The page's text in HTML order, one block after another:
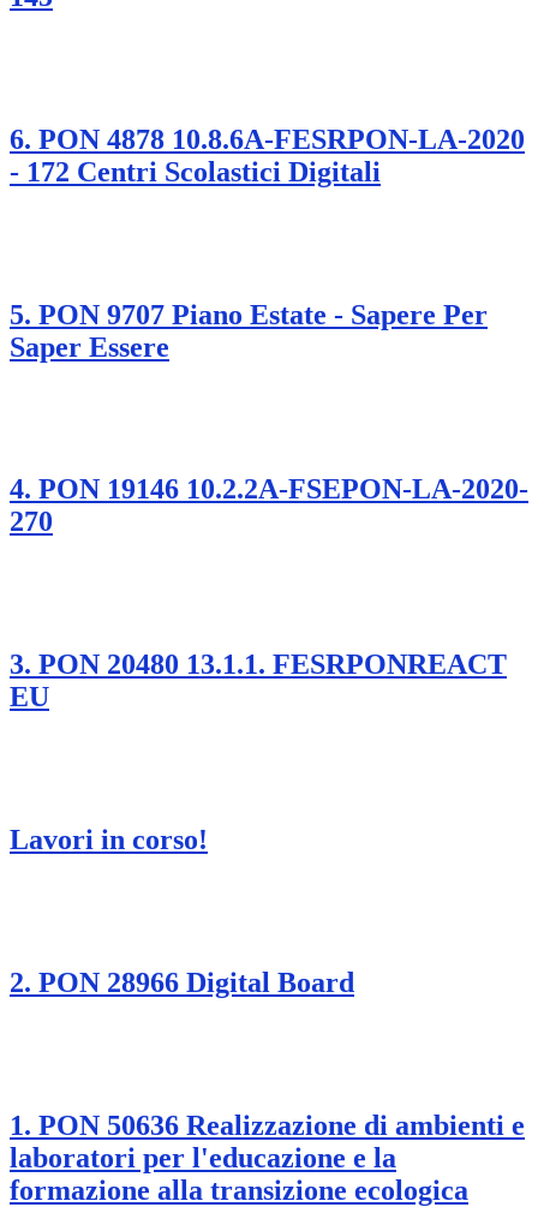
6. PON 4878 10.8.6A-FESRPON-LA-2020
- 172 Centri Scolastici Digitali
5. PON 9707 Piano Estate - Sapere Per
Saper Essere
4. PON 19146 10.2.2A-FSEPON-LA-2020-
270
3. PON 20480 13.1.1. FESRPONREACT
EU
Lavori in corso!
2. PON 28966 Digital Board
1. PON 50636 Realizzazione di ambienti e
laboratori per l'educazione e la
formazione alla transizione ecologica